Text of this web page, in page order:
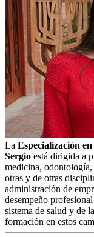
La Especialización
Sergio está dirigida a
medicina,
otras y de otras
administración de
desempeño
sistema de salud y de
formación en estos